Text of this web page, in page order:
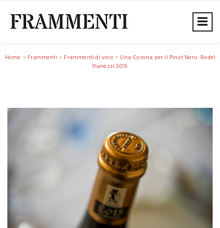
Home > Frammenti > Frammenti di vino > Una Corona per il Pinot Nero: Rodel
Pianezzi 2015